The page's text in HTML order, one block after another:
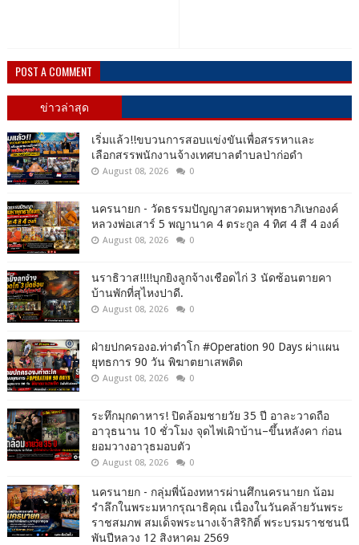
POST A COMMENT
ข่าวล่าสุด
เริ่มแล้ว!!ขบวนการสอบแข่งขันเพื่อสรรหาและ
เลือกสรรพนักงานจ้างเทศบาลตำบลป่าก่อดำ
August 08, 2026 0
นครนายก - วัดธรรมปัญญาสวดมหาพุทธาภิเษกองค์
หลวงพ่อเสาร์ 5 พญานาค 4 ตระกูล 4 ทิศ 4 สี 4 องค์
August 08, 2026 0
นราธิวาส!!!!บุกยิงลูกจ้างเชือดไก่ 3 นัดซ้อนตายคา
บ้านพักที่สุไหงปาดี.
August 08, 2026 0
ฝ่ายปกครองอ.ท่าตำโก #Operation 90 Days ผ่าแผน
ยุทธการ 90 วัน พิฆาตยาเสพติด
August 08, 2026 0
ระทึกมุกดาหาร! ปิดล้อมชายวัย 35 ปี อาละวาดถือ
อาวุธนาน 10 ชั่วโมง จุดไฟเผิาบ้าน–ขึ้นหลังคา ก่อน
ยอมวางอาวุธมอบตัว
August 08, 2026 0
นครนายก - กลุ่มพี่น้องทหารผ่านศึกนครนายก น้อม
รำลึกในพระมหากรุณาธิคุณ เนื่องในวันคล้ายวันพระ
ราชสมภพ สมเด็จพระนางเจ้าสิริกิติ์ พระบรมราชชนนี
พันปีหลวง 12 สิงหาคม 2569